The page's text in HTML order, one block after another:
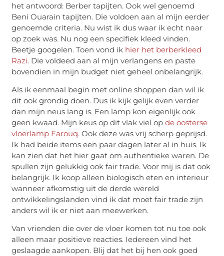
het antwoord: Berber tapijten. Ook wel genoemd
Beni Ouarain tapijten. Die voldoen aan al mijn eerder
genoemde criteria. Nu wist ik dus waar ik echt naar
op zoek was. Nu nog een specifiek kleed vinden.
Beetje googelen. Toen vond ik hier het berberkleed
Razi. Die voldeed aan al mijn verlangens en paste
bovendien in mijn budget niet geheel onbelangrijk.
Als ik eenmaal begin met online shoppen dan wil ik
dit ook grondig doen. Dus ik kijk gelijk even verder
dan mijn neus lang is. Een lamp kon eigenlijk ook
geen kwaad. Mijn keus op dit vlak viel opde oosterse
vloerlamp Farouq. Ook deze was vrij scherp geprijsd.
Ik had beide items een paar dagen later al in huis. Ik
kan zien dat het hier gaat om authentieke waren. De
spullen zijn gelukkig ook fair trade. Voor mij is dat ook
belangrijk. Ik koop alleen biologisch eten en interieur
wanneer afkomstig uit de derde wereld
ontwikkelingslanden vind ik dat moet fair trade zijn
anders wil ik er niet aan meewerken.
Van vrienden die over de vloer komen tot nu toe ook
alleen maar positieve reacties. Iedereen vind het
geslaagde aankopen. Blij dat het bij hen ook goed